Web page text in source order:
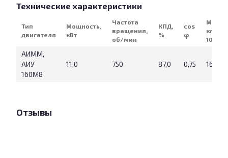
Технические характеристики
Тип
двигателя
Мощность,
кВт
Частота
вращения,
об/мин
КПД,
%
cos
φ
кг (IM
1081)
АИММ,
АИУ
160М8
11,0 750 87,0 0,75 169
Отзывы